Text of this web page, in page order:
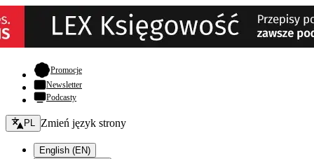
Promocje- otwiera się w nowej karcie
Newsletter
Podcasty
Zmień język - bieżący:
PL Zmień język strony
English (EN)